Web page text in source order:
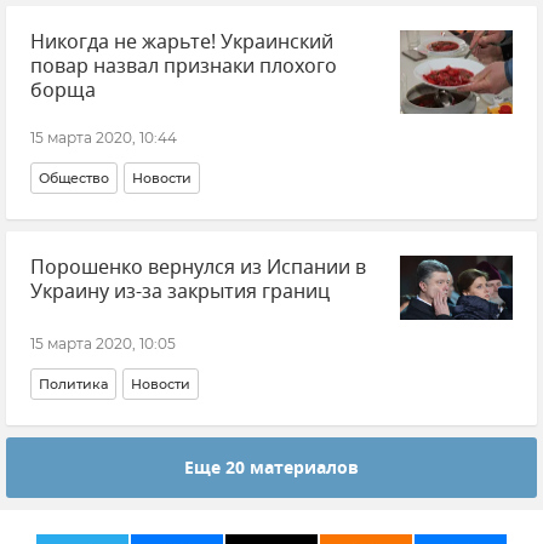
Никогда не жарьте! Украинский
повар назвал признаки плохого
борща
15 марта 2020, 10:44
Общество Новости
Порошенко вернулся из Испании в
Украину из-за закрытия границ
15 марта 2020, 10:05
Политика Новости
Еще 20 материалов